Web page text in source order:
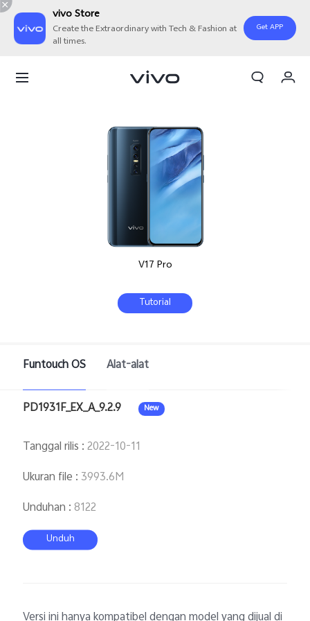
vivo Store
Create the Extraordinary with Tech & Fashion at
all times.
Get APP
V17 Pro
Tutorial
Funtouch OS Alat-alat
PD1931F_EX_A_9.2.9 New
Tanggal rilis :2022-10-11
Ukuran file : 3993.6M
Unduhan :8122
Unduh